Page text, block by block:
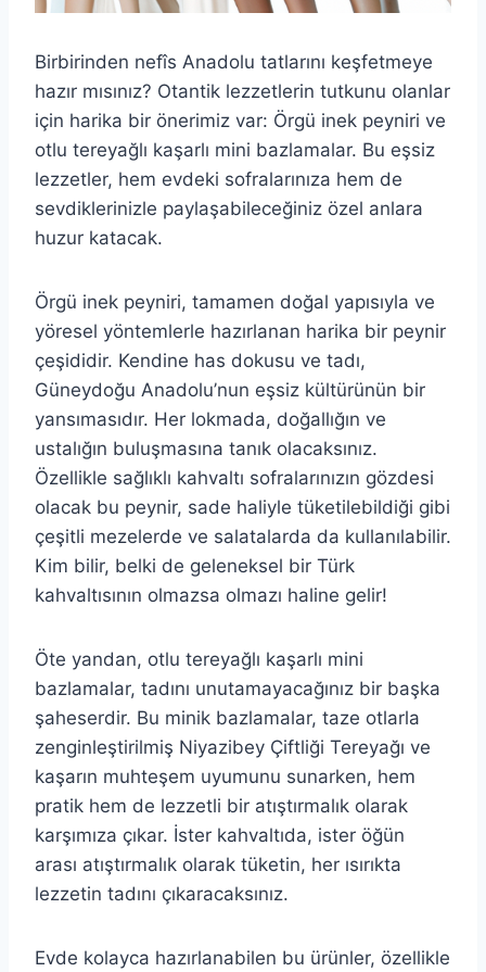
Birbirinden nefîs Anadolu tatlarını keşfetmeye
hazır mısınız? Otantik lezzetlerin tutkunu olanlar
için harika bir önerimiz var: Örgü inek peyniri ve
otlu tereyağlı kaşarlı mini bazlamalar. Bu eşsiz
lezzetler, hem evdeki sofralarınıza hem de
sevdiklerinizle paylaşabileceğiniz özel anlara
huzur katacak.
Örgü inek peyniri, tamamen doğal yapısıyla ve
yöresel yöntemlerle hazırlanan harika bir peynir
çeşididir. Kendine has dokusu ve tadı,
Güneydoğu Anadolu’nun eşsiz kültürünün bir
yansımasıdır. Her lokmada, doğallığın ve
ustalığın buluşmasına tanık olacaksınız.
Özellikle sağlıklı kahvaltı sofralarınızın gözdesi
olacak bu peynir, sade haliyle tüketilebildiği gibi
çeşitli mezelerde ve salatalarda da kullanılabilir.
Kim bilir, belki de geleneksel bir Türk
kahvaltısının olmazsa olmazı haline gelir!
Öte yandan, otlu tereyağlı kaşarlı mini
bazlamalar, tadını unutamayacağınız bir başka
şaheserdir. Bu minik bazlamalar, taze otlarla
zenginleştirilmiş Niyazibey Çiftliği Tereyağı ve
kaşarın muhteşem uyumunu sunarken, hem
pratik hem de lezzetli bir atıştırmalık olarak
karşımıza çıkar. İster kahvaltıda, ister öğün
arası atıştırmalık olarak tüketin, her ısırıkta
lezzetin tadını çıkaracaksınız.
Evde kolayca hazırlanabilen bu ürünler, özellikle